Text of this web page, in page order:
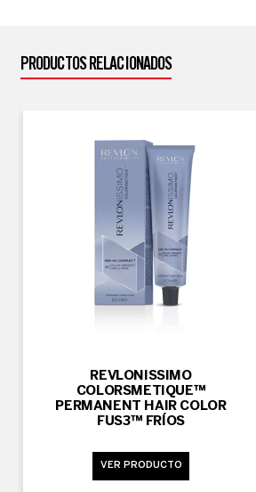
PRODUCTOS RELACIONADOS
REVLONISSIMO
COLORSMETIQUE™
PERMANENT HAIR COLOR
FUS3™ FRÍOS
VER PRODUCTO